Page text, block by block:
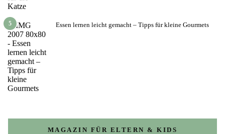
5 Essen lernen leicht gemacht – Tipps für kleine Gourmets
MAGAZIN FÜR ELTERN & KIDS